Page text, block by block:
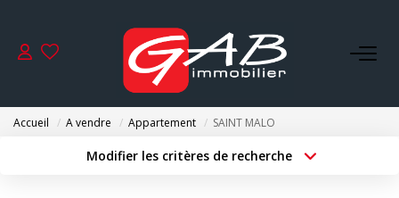
ACHETER
Accueil A vendre Appartement SAINT MALO
Modifier les critères de recherche